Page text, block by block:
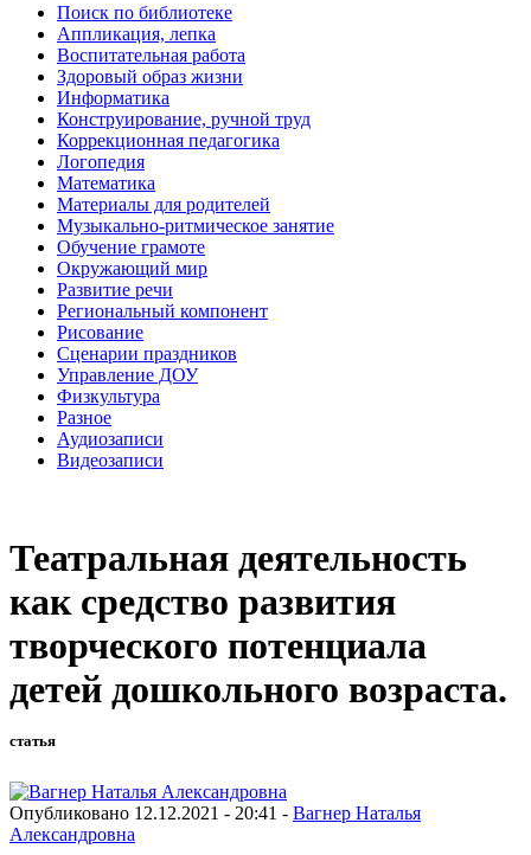
Поиск по библиотеке
Аппликация, лепка
Воспитательная работа
Здоровый образ жизни
Информатика
Конструирование, ручной труд
Коррекционная педагогика
Логопедия
Математика
Материалы для родителей
Музыкально-ритмическое занятие
Обучение грамоте
Окружающий мир
Развитие речи
Региональный компонент
Рисование
Сценарии праздников
Управление ДОУ
Физкультура
Разное
Аудиозаписи
Видеозаписи
Театральная деятельность
как средство развития
творческого потенциала
детей дошкольного возраста.
статья
Опубликовано 12.12.2021 - 20:41 - Вагнер Наталья
Александровна